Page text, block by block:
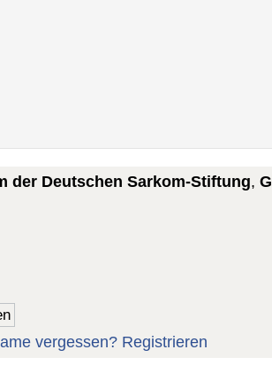
der Deutschen Sarkom-Stiftung,
vergessen? Registrieren